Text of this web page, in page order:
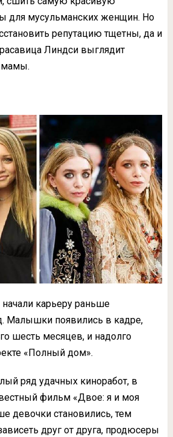
для мусульманских женщин. Но
репутацию тщетны, да и
Линдси выглядит
мамы.
карьеру раньше
Малышки появились в кадре,
шесть месяцев, и надолго
«Полный дом».
ряд удачных киноработ, в
фильм «Двое: я и моя
девочки становились, тем
друг от друга, продюсеры